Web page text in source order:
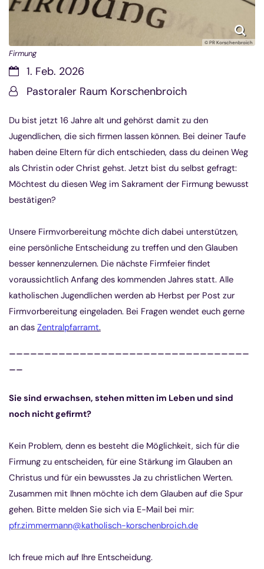
© PR Korschenbroich
Firmung
Datum:1. Feb. 2026
Von:Pastoraler Raum Korschenbroich
Du bist jetzt 16 Jahre alt und gehörst damit zu den
Jugendlichen, die sich firmen lassen können. Bei deiner Taufe
haben deine Eltern für dich entschieden, dass du deinen Weg
als Christin oder Christ gehst. Jetzt bist du selbst gefragt:
Möchtest du diesen Weg im Sakrament der Firmung bewusst
bestätigen?
Unsere Firmvorbereitung möchte dich dabei unterstützen,
eine persönliche Entscheidung zu treffen und den Glauben
besser kennenzulernen. Die nächste Firmfeier findet
voraussichtlich Anfang des kommenden Jahres statt. Alle
katholischen Jugendlichen werden ab Herbst per Post zur
Firmvorbereitung eingeladen. Bei Fragen wendet euch gerne
an das Zentralpfarramt.
__________________________________
__
Sie sind erwachsen, stehen mitten im Leben und sind
noch nicht gefirmt?
Kein Problem, denn es besteht die Möglichkeit, sich für die
Firmung zu entscheiden, für eine Stärkung im Glauben an
Christus und für ein bewusstes Ja zu christlichen Werten.
Zusammen mit Ihnen möchte ich dem Glauben auf die Spur
gehen. Bitte melden Sie sich via E-Mail bei mir:
pfr.zimmermann@katholisch-korschenbroich.de
Ich freue mich auf Ihre Entscheidung.